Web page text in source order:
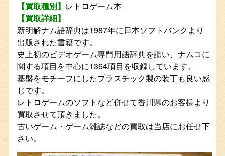
【買取種別】 レトロゲーム本
【買取詳細】
新明解ナム語辞典は1987年に日本ソフトバンクより
出版された書籍です。
史上初のビデオゲーム専門用語辞典を謳い、ナムコに
関する項目を中心に1364項目を収録しています。
基盤をモチーフにしたプラスチック製の装丁も良い感
じです。
レトロゲームのソフトなど併せて香川県のお客様より
買取させて頂きました。
古いゲーム・ゲーム雑誌などの買取は当店にお任せ下
さい。